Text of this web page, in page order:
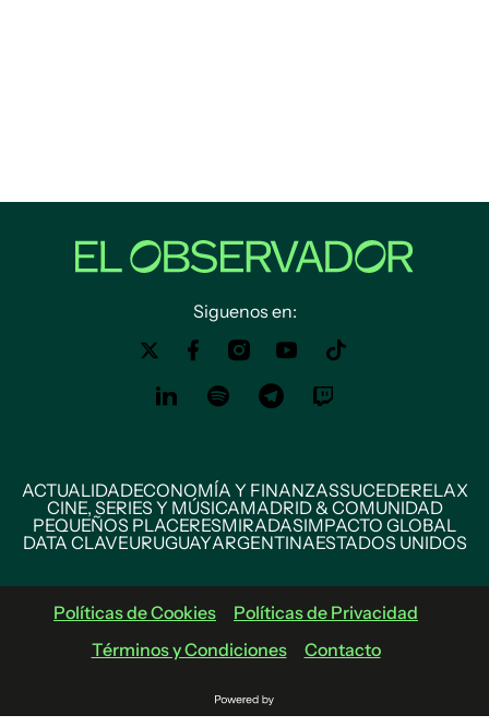
Siguenos en:
ACTUALIDADECONOMÍA Y FINANZASSUCEDERELAX
CINE, SERIES Y MÚSICAMADRID & COMUNIDAD
PEQUEÑOS PLACERESMIRADASIMPACTO GLOBAL
DATA CLAVEURUGUAYARGENTINAESTADOS UNIDOS
Políticas de Cookies
Políticas de Privacidad
Términos y Condiciones
Contacto